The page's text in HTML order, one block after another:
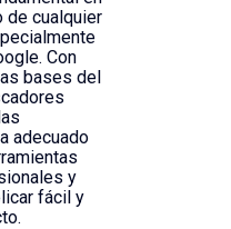
de cualquier
Con
bases del
adecuado
y
fácil y